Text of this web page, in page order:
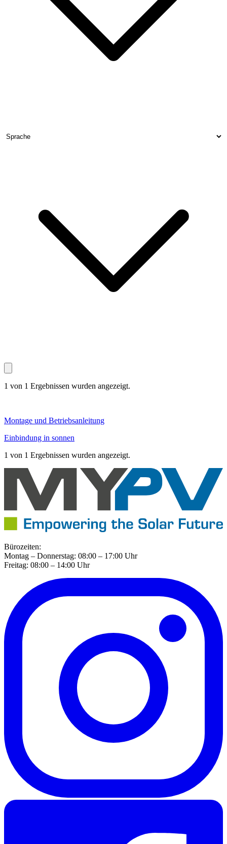
1 von 1 Ergebnissen wurden angezeigt.
Montage und Betriebsanleitung
Einbindung in sonnen
1 von 1 Ergebnissen wurden angezeigt.
Bürozeiten:
Montag – Donnerstag: 08:00 – 17:00 Uhr
Freitag: 08:00 – 14:00 Uhr